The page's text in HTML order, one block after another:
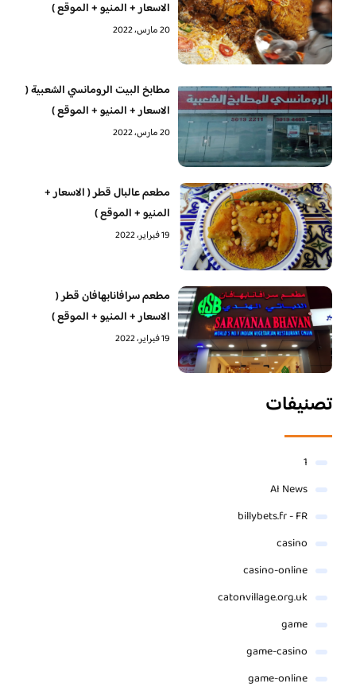
الاسعار + المنيو + الموقع )
20 مارس، 2022
مطابخ البيت الرومانسي الشعبية (
الاسعار + المنيو + الموقع )
20 مارس، 2022
مطعم عالبال قطر ( الاسعار +
المنيو + الموقع )
19 فبراير، 2022
مطعم سرافانابهافان قطر (
الاسعار + المنيو + الموقع )
19 فبراير، 2022
تصنيفات
1
AI News
billybets.fr - FR
casino
casino-online
catonvillage.org.uk
game
game-casino
game-online